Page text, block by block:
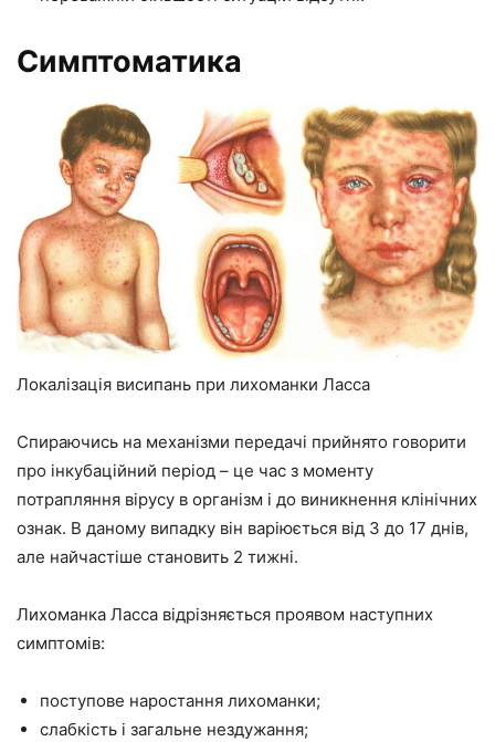
Симптоматика
Локалізація висипань при лихоманки Ласса
Спираючись на механізми передачі прийнято говорити
про інкубаційний період – це час з моменту
потрапляння вірусу в організм і до виникнення клінічних
ознак. В даному випадку він варіюється від 3 до 17 днів,
але найчастіше становить 2 тижні.
Лихоманка Ласса відрізняється проявом наступних
симптомів:
поступове наростання лихоманки;
слабкість і загальне нездужання;